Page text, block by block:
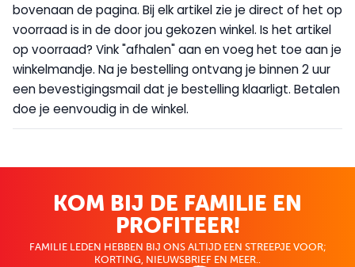
bovenaan de pagina. Bij elk artikel zie je direct of het op
voorraad is in de door jou gekozen winkel. Is het artikel
op voorraad? Vink "afhalen" aan en voeg het toe aan je
winkelmandje. Na je bestelling ontvang je binnen 2 uur
een bevestigingsmail dat je bestelling klaarligt. Betalen
doe je eenvoudig in de winkel.
KOM BIJ DE FAMILIE EN
PROFITEER!
FAMILIE LEDEN HEBBEN BIJ ONS ALTIJD EEN STREEPJE VOOR;
KORTING, NIEUWSBRIEF EN MEER..